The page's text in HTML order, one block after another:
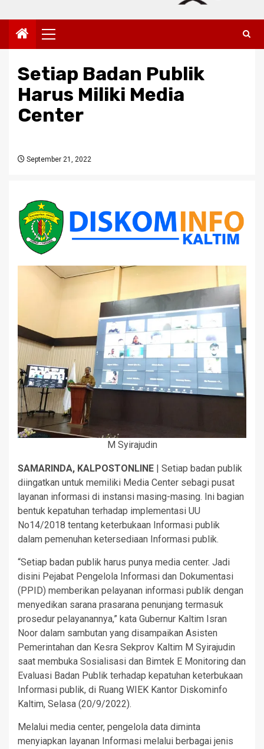
Primary
Menu
Setiap Badan Publik
Harus Miliki Media
Center
September 21, 2022
M Syirajudin
SAMARINDA, KALPOSTONLINE | Setiap badan publik
diingatkan untuk memiliki Media Center sebagi pusat
layanan informasi di instansi masing-masing. Ini bagian
bentuk kepatuhan terhadap implementasi UU
No14/2018 tentang keterbukaan Informasi publik
dalam pemenuhan ketersediaan Informasi publik.
“Setiap badan publik harus punya media center. Jadi
disini Pejabat Pengelola Informasi dan Dokumentasi
(PPID) memberikan pelayanan informasi publik dengan
menyedikan sarana prasarana penunjang termasuk
prosedur pelayanannya,” kata Gubernur Kaltim Isran
Noor dalam sambutan yang disampaikan Asisten
Pemerintahan dan Kesra Sekprov Kaltim M Syirajudin
saat membuka Sosialisasi dan Bimtek E Monitoring dan
Evaluasi Badan Publik terhadap kepatuhan keterbukaan
Informasi publik, di Ruang WIEK Kantor Diskominfo
Kaltim, Selasa (20/9/2022).
Melalui media center, pengelola data diminta
menyiapkan layanan Informasi melalui berbagai jenis